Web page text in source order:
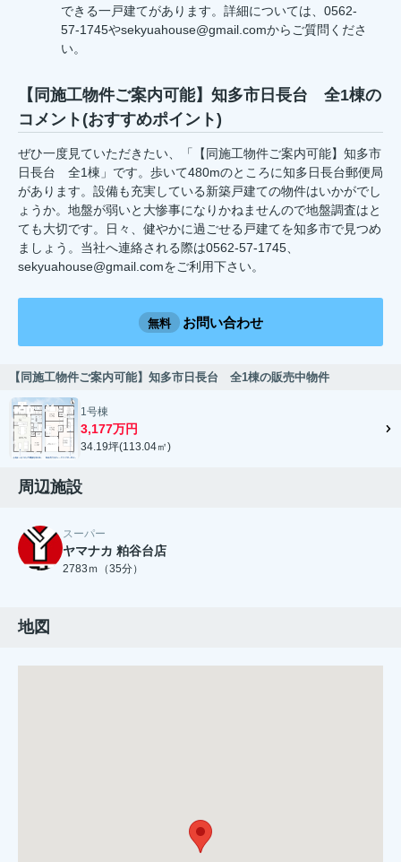
できる一戸建てがあります。詳細については、0562-
57-1745やsekyuahouse@gmail.comからご質問くださ
い。
【同施工物件ご案内可能】知多市日長台 全1棟の
コメント(おすすめポイント)
ぜひ一度見ていただきたい、「【同施工物件ご案内可能】知多市
日長台 全1棟」です。歩いて480mのところに知多日長台郵便局
があります。設備も充実している新築戸建ての物件はいかがでし
ょうか。地盤が弱いと大惨事になりかねませんので地盤調査はと
ても大切です。日々、健やかに過ごせる戸建てを知多市で見つめ
ましょう。当社へ連絡される際は0562-57-1745、
sekyuahouse@gmail.comをご利用下さい。
無料 お問い合わせ
【同施工物件ご案内可能】知多市日長台 全1棟の販売中物件
1号棟
3,177万円
34.19坪(113.04㎡)
周辺施設
スーパー
ヤマナカ 粕谷台店
2783ｍ（35分）
地図